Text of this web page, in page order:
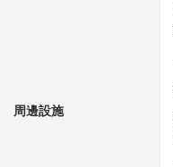
周邊設施